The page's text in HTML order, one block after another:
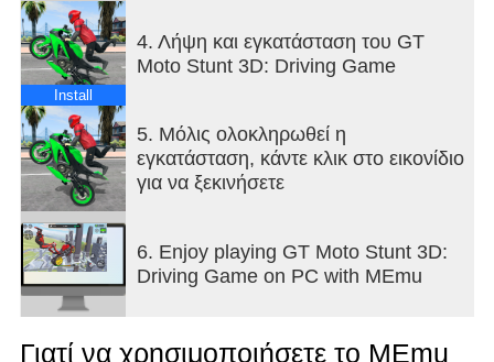
control the acceleration
- Winning rewards and much more gifts
- Different camera views in bike games
- Many superheroes characters are waiting for you!
Master the controls and become the best
motorcycles driver at GT Moto Stunt 3D now!
Install
4. Λήψη και εγκατάσταση του GT
Moto Stunt 3D: Driving Game
5. Μόλις ολοκληρωθεί η
εγκατάσταση, κάντε κλικ στο εικονίδιο
για να ξεκινήσετε
6. Enjoy playing GT Moto Stunt 3D:
Driving Game on PC with MEmu
Γιατί να χρησιμοποιήσετε το MEmu